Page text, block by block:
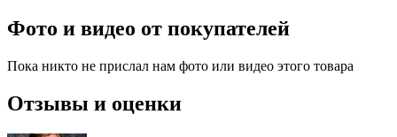
Фото и видео от покупателей
Пока никто не прислал нам фото или видео этого товара
Отзывы и оценки